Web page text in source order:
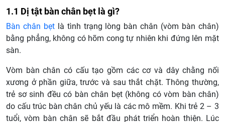
1.1 Dị tật bàn chân bẹt là gì?
Bàn chân bẹtlà tình trạng lòng bàn chân (vòm bàn chân)
bằng phẳng, không có hõm cong tự nhiên khi đứng lên mặt
sàn.
Vòm bàn chân có cấu tạo gồm các cơ và dây chằng nối
xương ở phần giữa, trước và sau thắt chặt. Thông thường,
trẻ sơ sinh đều có bàn chân bẹt (không có vòm bàn chân)
do cấu trúc bàn chân chủ yếu là các mô mềm. Khi trẻ 2 – 3
tuổi, vòm bàn chân sẽ bắt đầu phát triển hoàn thiện. Lúc